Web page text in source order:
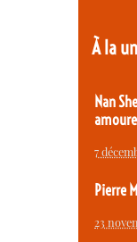
À la
Nan
7
Pierre
23